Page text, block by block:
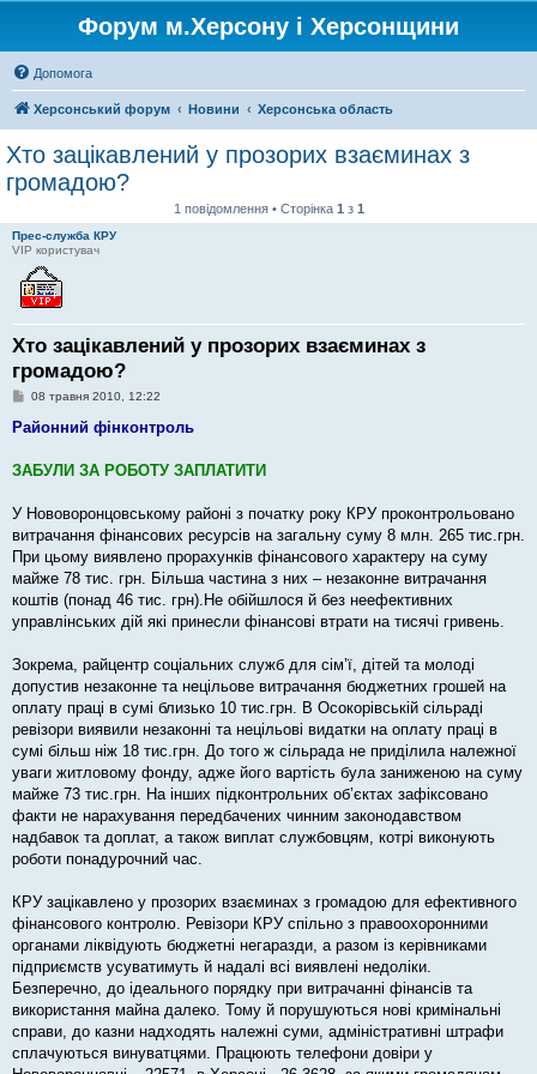
Форум м.Херсону і Херсонщини
Допомога
Херсонський форум Новини Херсонська область
Хто зацікавлений у прозорих взаєминах з
громадою?
1 повідомлення • Сторінка 1 з 1
Прес-служба КРУ
VIP користувач
Хто зацікавлений у прозорих взаєминах з
громадою?
П
в
о
е
н
я
08 травня 2010, 12:22
Районний фінконтроль
ЗАБУЛИ ЗА РОБОТУ ЗАПЛАТИТИ
У Нововоронцовському районі з початку року КРУ проконтрольовано
витрачання фінансових ресурсів на загальну суму 8 млн. 265 тис.грн.
При цьому виявлено прорахунків фінансового характеру на суму
майже 78 тис. грн. Більша частина з них – незаконне витрачання
коштів (понад 46 тис. грн).Не обійшлося й без неефективних
управлінських дій які принесли фінансові втрати на тисячі гривень.
Зокрема, райцентр соціальних служб для сім’ї, дітей та молоді
допустив незаконне та нецільове витрачання бюджетних грошей на
оплату праці в сумі близько 10 тис.грн. В Осокорівській сільраді
ревізори виявили незаконні та нецільові видатки на оплату праці в
сумі більш ніж 18 тис.грн. До того ж сільрада не приділила належної
уваги житловому фонду, адже його вартість була заниженою на суму
майже 73 тис.грн. На інших підконтрольних об’єктах зафіксовано
факти не нарахування передбачених чинним законодавством
надбавок та доплат, а також виплат службовцям, котрі виконують
роботи понадурочний час.
КРУ зацікавлено у прозорих взаєминах з громадою для ефективного
фінансового контролю. Ревізори КРУ спільно з правоохоронними
органами ліквідують бюджетні негаразди, а разом із керівниками
підприємств усуватимуть й надалі всі виявлені недоліки.
Безперечно, до ідеального порядку при витрачанні фінансів та
використання майна далеко. Тому й порушуються нові кримінальні
справи, до казни надходять належні суми, адміністративні штрафи
сплачуються винуватцями. Працюють телефони довіри у